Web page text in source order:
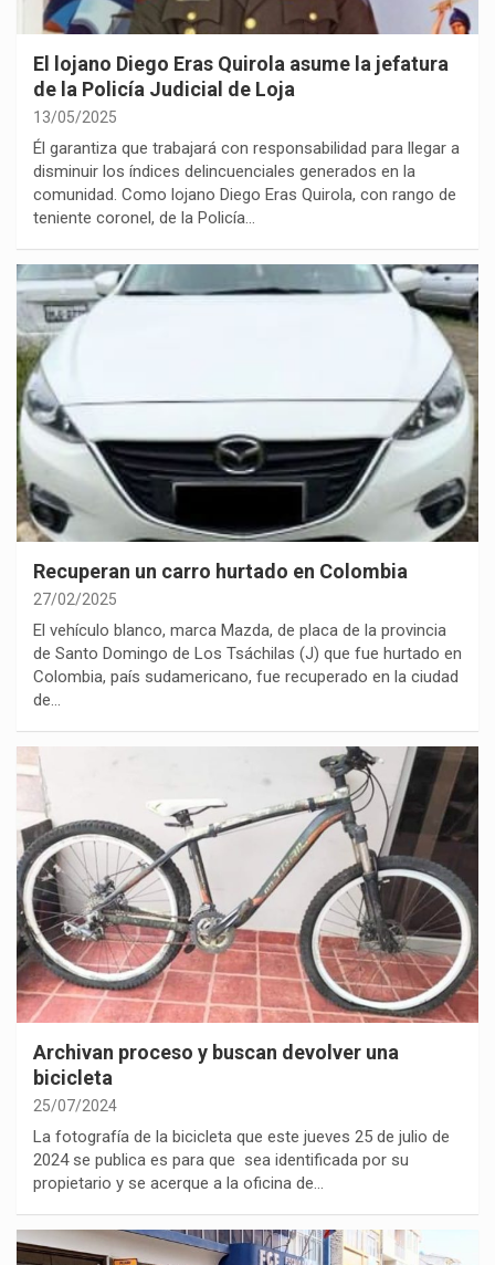
El lojano Diego Eras Quirola asume la jefatura
de la Policía Judicial de Loja
13/05/2025
Él garantiza que trabajará con responsabilidad para llegar a
disminuir los índices delincuenciales generados en la
comunidad. Como lojano Diego Eras Quirola, con rango de
teniente coronel, de la Policía…
Recuperan un carro hurtado en Colombia
27/02/2025
El vehículo blanco, marca Mazda, de placa de la provincia
de Santo Domingo de Los Tsáchilas (J) que fue hurtado en
Colombia, país sudamericano, fue recuperado en la ciudad
de…
Archivan proceso y buscan devolver una
bicicleta
25/07/2024
La fotografía de la bicicleta que este jueves 25 de julio de
2024 se publica es para que sea identificada por su
propietario y se acerque a la oficina de…